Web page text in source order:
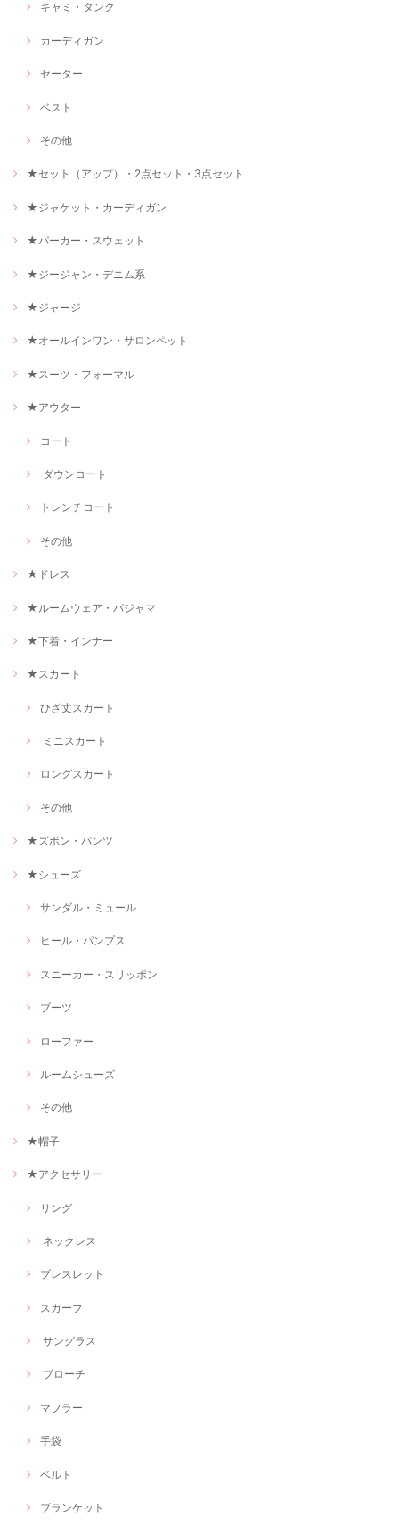
キャミ・タンク
カーディガン
セーター
ベスト
その他
★セット（アップ）・2点セット・3点セット
★ジャケット・カーディガン
★パーカー・スウェット
★ジージャン・デニム系
★ジャージ
★オールインワン・サロンペット
★スーツ・フォーマル
★アウター
コート
ダウンコート
トレンチコート
その他
★ドレス
★ルームウェア・パジャマ
★下着・インナー
★スカート
ひざ丈スカート
ミニスカート
ロングスカート
その他
★ズボン・パンツ
★シューズ
サンダル・ミュール
ヒール・パンプス
スニーカー・スリッポン
ブーツ
ローファー
ルームシューズ
その他
★帽子
★アクセサリー
リング
ネックレス
ブレスレット
スカーフ
サングラス
ブローチ
マフラー
手袋
ベルト
ブランケット